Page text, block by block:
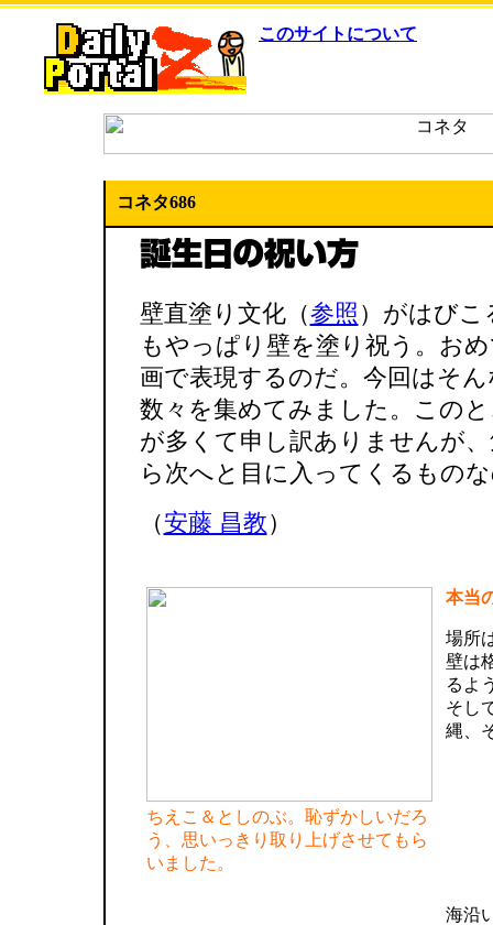
このサイトについて
コネタ686
壁直塗り文化（参照 ）がはびこ
もやっぱり壁を塗り祝う。お
画で表現するのだ。今回はそ
数々を集めてみました。この
が多くて申し訳ありませんが
ら次へと目に入ってくるもの
（安藤 昌教）
ちえこ＆としのぶ。恥ずかしいだろ
う、思いっきり取り上げさせてもら
いました。
本当
場所
壁は
るよ
そし
縄、
海沿